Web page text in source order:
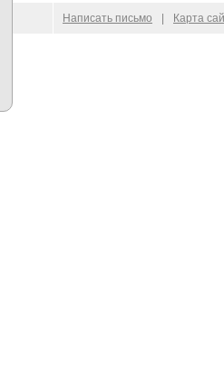
Написать письмо Карта